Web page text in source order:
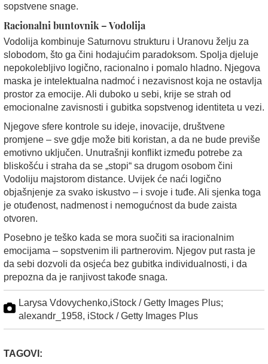
sopstvene snage.
Racionalni buntovnik – Vodolija
Vodolija kombinuje Saturnovu strukturu i Uranovu želju za
slobodom, što ga čini hodajućim paradoksom. Spolja djeluje
nepokolebljivo logično, racionalno i pomalo hladno. Njegova
maska je intelektualna nadmoć i nezavisnost koja ne ostavlja
prostor za emocije. Ali duboko u sebi, krije se strah od
emocionalne zavisnosti i gubitka sopstvenog identiteta u vezi.
Njegove sfere kontrole su ideje, inovacije, društvene
promjene – sve gdje može biti koristan, a da ne bude previše
emotivno uključen. Unutrašnji konflikt između potrebe za
bliskošću i straha da se „stopi“ sa drugom osobom čini
Vodoliju majstorom distance. Uvijek će naći logično
objašnjenje za svako iskustvo – i svoje i tuđe. Ali sjenka toga
je otuđenost, nadmenost i nemogućnost da bude zaista
otvoren.
Posebno je teško kada se mora suočiti sa iracionalnim
emocijama – sopstvenim ili partnerovim. Njegov put rasta je
da sebi dozvoli da osjeća bez gubitka individualnosti, i da
prepozna da je ranjivost takođe snaga.
Larysa Vdovychenko,iStock / Getty Images Plus;
alexandr_1958, iStock / Getty Images Plus
TAGOVI: